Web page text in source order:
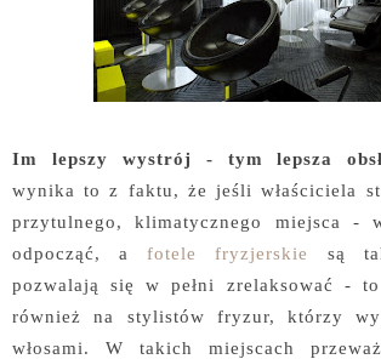
Im lepszy wystrój - tym lepsza
wynika to z faktu, że jeśli właściciela
przytulnego, klimatycznego miejsca -
odpocząć, afotele fryzjerskie
są
pozwalają się w pełni zrelaksować - to
również na stylistów fryzur, którzy
włosami. W takich miejscach